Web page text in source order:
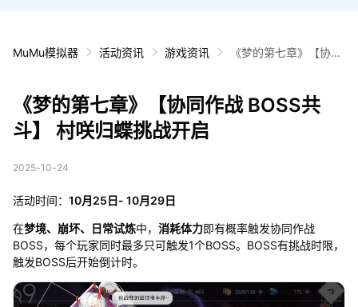
MuMu模拟器 活动资讯 游戏资讯
《梦的第七章》【协同
《梦的第七章》【协同作战 BOSS共
斗】 村咲归蝶挑战开启
2025-10-24
活动时间： 10月25日- 10月29日
在梦境、崩坏、日常试炼中， 消耗体力即有概率触发协同作战
BOSS，每个玩家同时最多只可触发1个BOSS。BOSS有挑战时限，
触发BOSS后开始倒计时。